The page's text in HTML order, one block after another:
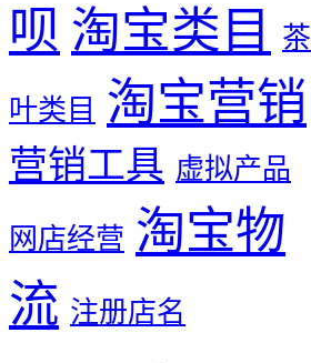
呗 淘宝类目 茶
叶类目 淘宝营销
营销工具 虚拟产品
网店经营 淘宝物
流 注册店名